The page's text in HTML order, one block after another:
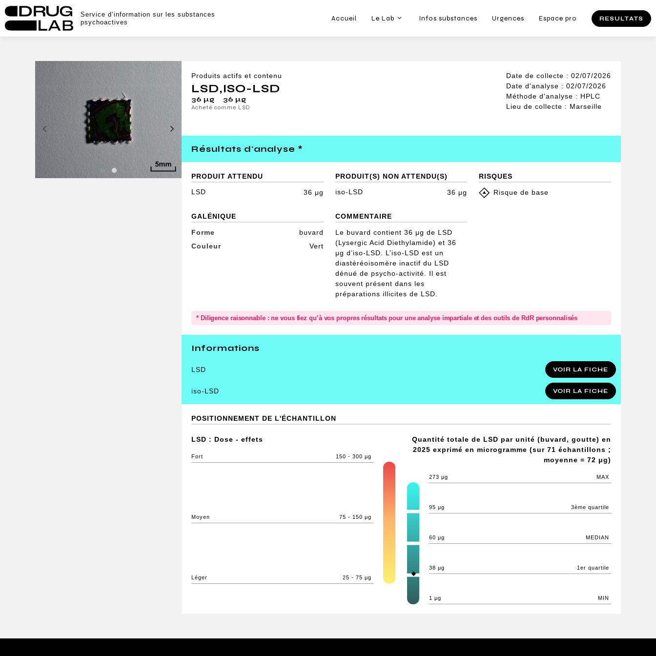
Service d’information sur les substances
psychoactives
Accueil Le Lab Infos substances Urgences Espace pro RESULTATS
Produits actifs et contenu
LSD
36 μg
,ISO-LSD
36 μg
Acheté comme LSD
Date de collecte : 02/07/2026
Date d'analyse : 02/07/2026
Méthode d'analyse : HPLC
Lieu de collecte : Marseille
Résultats d'analyse *
PRODUIT ATTENDU
LSD
36 μg
PRODUIT(S) NON ATTENDU(S)
iso-LSD
36 μg
RISQUES
Risque de base
GALÉNIQUE
Forme
buvard
Couleur
Vert
COMMENTAIRE
Le buvard contient 36 μg de LSD
(Lysergic Acid Diethylamide) et 36
μg d’iso-LSD. L’iso-LSD est un
diastéréoisomère inactif du LSD
dénué de psycho-activité. Il est
souvent présent dans les
préparations illicites de LSD.
* Diligence raisonnable : ne vous fiez qu’à vos propres résultats pour une analyse impartiale et des outils de RdR personnalisés
Informations
LSD VOIR LA FICHE
iso-LSD VOIR LA FICHE
POSITIONNEMENT DE L'ÉCHANTILLON
LSD : Dose - effets
Fort 150 - 300 μg
Moyen 75 - 150 μg
Léger 25 - 75 μg
Quantité totale de LSD par unité (buvard, goutte) en
2025 exprimé en microgramme (sur 71 échantillons ;
moyenne = 72 μg)
MAX
273 μg
3ème quartile
95 μg
MEDIAN
60 μg
1er quartile
38 μg
MIN
1 μg